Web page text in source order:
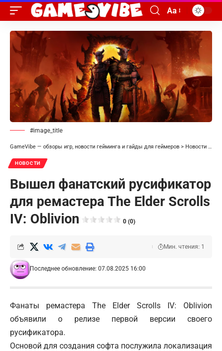
Aa
#image_title
GameVibe — обзоры игр, новости гейминга и гайды для геймеров > Новости
НОВОСТИ
Вышел фанатский русификатор
для ремастера The Elder Scrolls
IV: Oblivion
0 (0)
Последнее обновление: 07.08.2025 16:00
Мин. чтения: 1
Фанаты ремастера The Elder Scrolls IV: Oblivion
объявили о релизе первой версии своего
русификатора.
Основой для создания софта послужила локализация